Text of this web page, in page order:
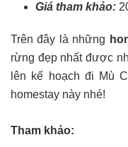
Giá tham khảo:
Trên đây là những
rừng đẹp nhất được
lên kế hoạch đi Mù
homestay này nhé!
Tham khảo: